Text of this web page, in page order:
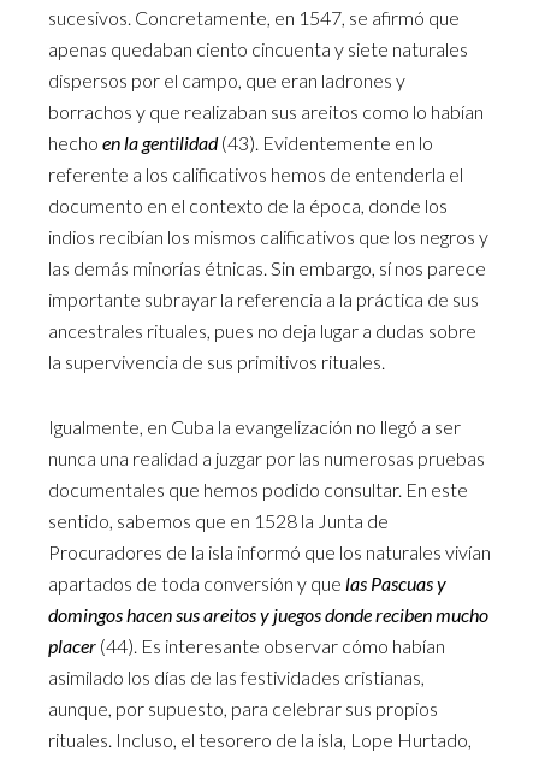
sucesivos. Concretamente, en 1547, se afirmó que
apenas quedaban ciento cincuenta y siete naturales
dispersos por el campo, que eran ladrones y
borrachos y que realizaban sus areitos como lo habían
hecho en la gentilidad(43). Evidentemente en lo
referente a los calificativos hemos de entenderla el
documento en el contexto de la época, donde los
indios recibían los mismos calificativos que los negros y
las demás minorías étnicas. Sin embargo, sí nos parece
importante subrayar la referencia a la práctica de sus
ancestrales rituales, pues no deja lugar a dudas sobre
la supervivencia de sus primitivos rituales.
Igualmente, en Cuba la evangelización no llegó a ser
nunca una realidad a juzgar por las numerosas pruebas
documentales que hemos podido consultar. En este
sentido, sabemos que en 1528 la Junta de
Procuradores de la isla informó que los naturales vivían
apartados de toda conversión y que las Pascuas y
domingos hacen sus areitos y juegos donde reciben mucho
placer (44). Es interesante observar cómo habían
asimilado los días de las festividades cristianas,
aunque, por supuesto, para celebrar sus propios
rituales. Incluso, el tesorero de la isla, Lope Hurtado,